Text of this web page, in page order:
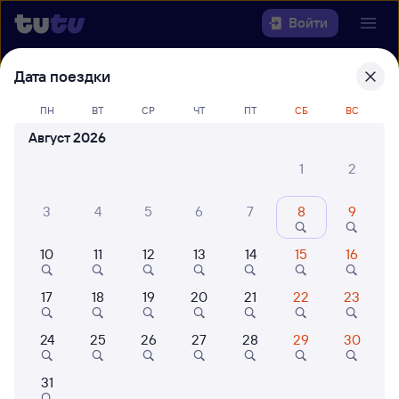
Войти
Выберите день, чтобы найти
билеты Сергиев Посад — Вологда-1
Откуда
Кто едет
Найти поезда
Дата поездки
ПН ВТ СР ЧТ ПТ СБ ВС
Август 2026
1
2
3 4 5 6 7 8 9
10 11 12 13 14 15 16
17 18 19 20 21 22 23
24 25 26 27 28 29 30
31